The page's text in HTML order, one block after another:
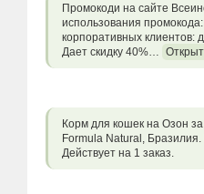
Промокоди на сайте
использования
корпоративных клиентов:
Дает скидку 40%…
Корм для кошек на Озон
Formula Natural,
Действует на 1 заказ.